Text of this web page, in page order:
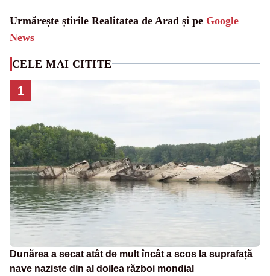
Urmărește știrile Realitatea de Arad și pe Google
News
CELE MAI CITITE
1
Dunărea a secat atât de mult încât a scos la suprafață
nave naziste din al doilea război mondial